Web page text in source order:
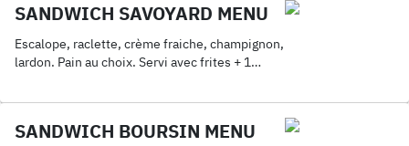
SANDWICH SAVOYARD MENU
Escalope, raclette, crème fraiche, champignon,
lardon. Pain au choix. Servi avec frites + 1
SANDWICH BOURSIN MENU